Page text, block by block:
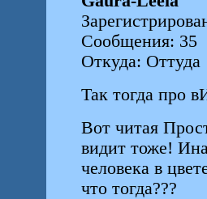
Сообщения: 35
Откуда: Оттуда
Так тогда про
Вот читая
видит тоже!
человека в
что тогда???